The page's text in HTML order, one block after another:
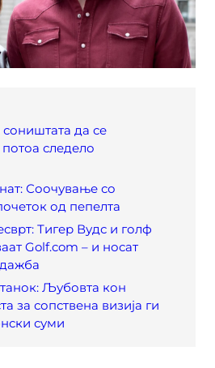
да се
потоа следело
Соочување со
од пепелта
Тигер Вудс и голф
Golf.com – и носат
Љубовта кон
за сопствена визија ги
суми